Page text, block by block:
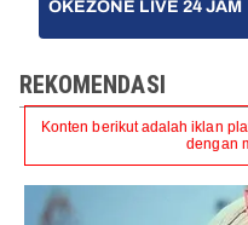
OKEZONE LIVE 24 JAM